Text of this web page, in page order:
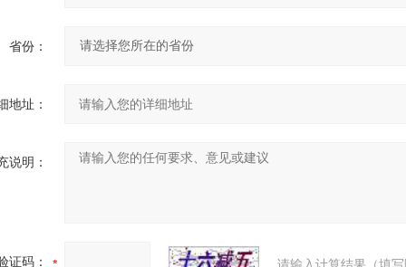
省份：
地址：
说明：
证码：